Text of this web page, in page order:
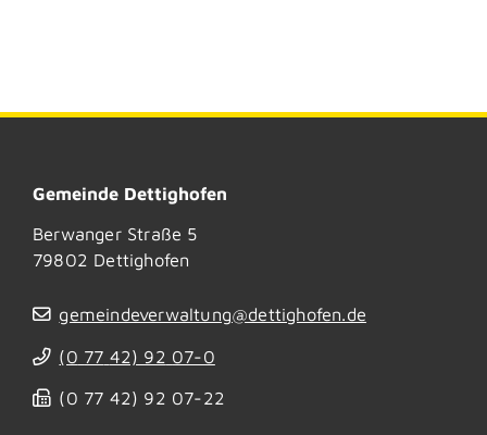
Gemeinde Dettighofen
Berwanger Straße 5
79802 Dettighofen
gemeindeverwaltung@dettighofen.de
(0 77 42) 92 07-0
(0 77 42) 92 07-22